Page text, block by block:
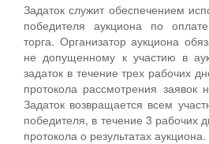
Задаток служит обеспечением
победителя аукциона по
торга. Организатор аукциона
не допущенному к участию в
задаток в течение трех рабочих
протокола рассмотрения заявок
Задаток возвращается всем
победителя, в течение 3 рабочих
протокола о результатах аукциона.